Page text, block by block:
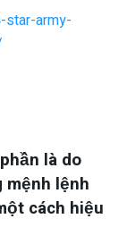
army-
là do
lệnh
cách hiệu